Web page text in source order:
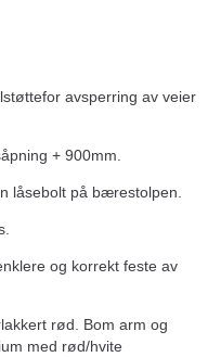
avsperring av veier
+ 900mm.
låsebolt på bærestolpen.
og korrekt feste av
rød. Bom arm og
med rød/hvite